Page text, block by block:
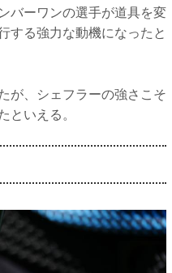
バーワンの選手が道具を変
する強力な動機になったと
が、シェフラーの強さこそ
といえる。